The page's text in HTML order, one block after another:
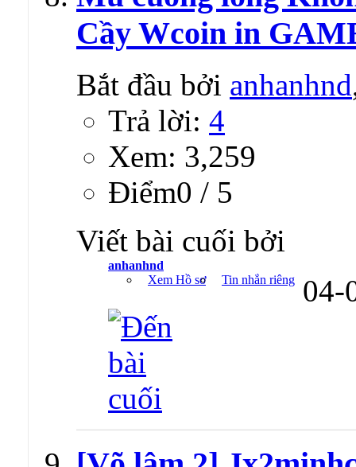
Cầy Wcoin in
Bắt đầu bởi anhanhnd
Trả lời: 4
Xem: 3,259
Ðiểm0 / 5
Viết bài cuối bởi
anhanhnd
Xem Hồ sơ
Tin nhắn riêng 04-